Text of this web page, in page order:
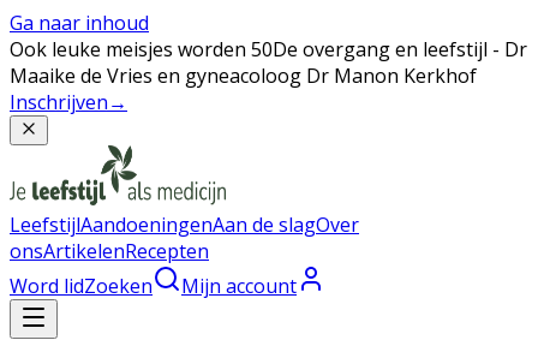
Ga naar inhoud
Ook leuke meisjes worden 50De overgang en leefstijl - Dr
Maaike de Vries en gyneacoloog Dr Manon Kerkhof
Inschrijven→
LeefstijlAandoeningenAan de slagOver
onsArtikelenRecepten
Word lidZoeken Mijn account